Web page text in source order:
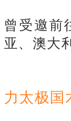
曾受邀前
亚、澳大
力太极